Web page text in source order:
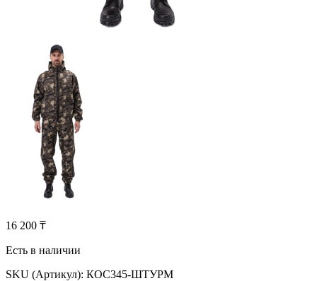
16 200 ₸
Есть в наличии
SKU (Артикул): КОС345-ШТУРМ